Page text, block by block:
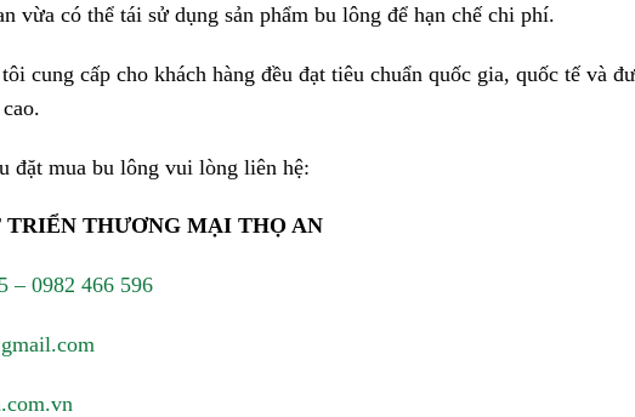
vừa có thể tái sử dụng sản phẩm bu lông để hạn chế chi phí.
cung cấp cho khách hàng đều đạt tiêu chuẩn quốc gia, quốc tế và
đặt mua bu lông vui lòng liên hệ:
TRIỂN THƯƠNG MẠI THỌ AN
– 0982 466 596